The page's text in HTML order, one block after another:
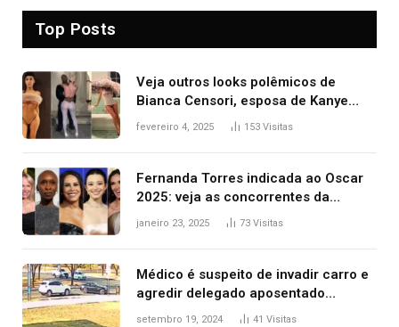
Top Posts
Veja outros looks polêmicos de
Bianca Censori, esposa de Kanye
West que apareceu nua no Grammy
fevereiro 4, 2025 153 Visitas
Fernanda Torres indicada ao Oscar
2025: veja as concorrentes da
brasileira a melhor atriz
janeiro 23, 2025 73 Visitas
Médico é suspeito de invadir carro e
agredir delegado aposentado
durante confusão no trânsito
setembro 19, 2024 41 Visitas